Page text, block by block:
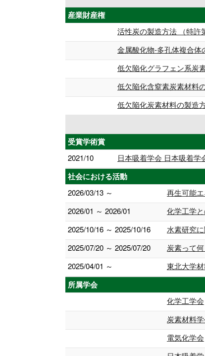
産業財産権
活性炭の製造方法 （特許
金属酸化物-多孔体複合体
低欠陥化グラフェン系炭
低欠陥化含窒素炭素材料
低欠陥化炭素材料の製造
受賞学術賞
2021/10 日本吸着学会 日本吸着
社会における活動
2026/03/13 ～
再生可能
2026/01 ～ 2026/01
化学工学
2025/10/16 ～ 2025/10/16
水素研究
2025/07/20 ～ 2025/07/20
炭素って
2025/04/01 ～
東北大学
所属学会
化学工学会
炭素材料
電気化学会